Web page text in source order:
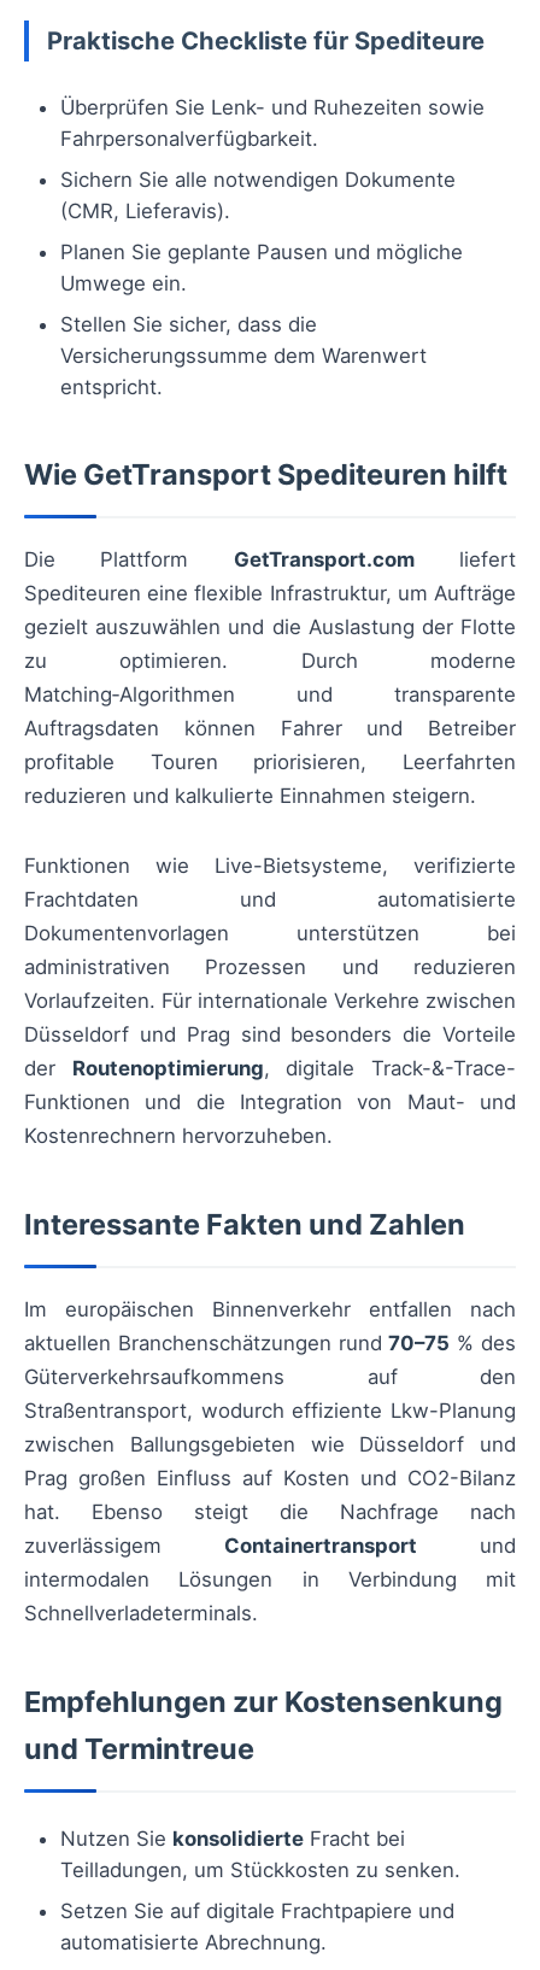
Praktische Checkliste für Spediteure
Überprüfen Sie Lenk- und Ruhezeiten sowie
Fahrpersonalverfügbarkeit.
Sichern Sie alle notwendigen Dokumente
(CMR, Lieferavis).
Planen Sie geplante Pausen und mögliche
Umwege ein.
Stellen Sie sicher, dass die
Versicherungssumme dem Warenwert
entspricht.
Wie GetTransport Spediteuren hilft
Die Plattform GetTransport.comliefert
Spediteuren eine flexible Infrastruktur, um Aufträge
gezielt auszuwählen und die Auslastung der Flotte
zu optimieren. Durch moderne
Matching‑Algorithmen und transparente
Auftragsdaten können Fahrer und Betreiber
profitable Touren priorisieren, Leerfahrten
reduzieren und kalkulierte Einnahmen steigern.
Funktionen wie Live-Bietsysteme, verifizierte
Frachtdaten und automatisierte
Dokumentenvorlagen unterstützen bei
administrativen Prozessen und reduzieren
Vorlaufzeiten. Für internationale Verkehre zwischen
Düsseldorf und Prag sind besonders die Vorteile
der Routenoptimierung, digitale Track-&-Trace-
Funktionen und die Integration von Maut- und
Kostenrechnern hervorzuheben.
Interessante Fakten und Zahlen
Im europäischen Binnenverkehr entfallen nach
aktuellen Branchenschätzungen rund70–75 % des
Güterverkehrsaufkommens auf den
Straßentransport, wodurch effiziente Lkw-Planung
zwischen Ballungsgebieten wie Düsseldorf und
Prag großen Einfluss auf Kosten und CO2-Bilanz
hat. Ebenso steigt die Nachfrage nach
zuverlässigem Containertransport und
intermodalen Lösungen in Verbindung mit
Schnellverladeterminals.
Empfehlungen zur Kostensenkung
und Termintreue
Nutzen Sie konsolidierte Fracht bei
Teilladungen, um Stückkosten zu senken.
Setzen Sie auf digitale Frachtpapiere und
automatisierte Abrechnung.